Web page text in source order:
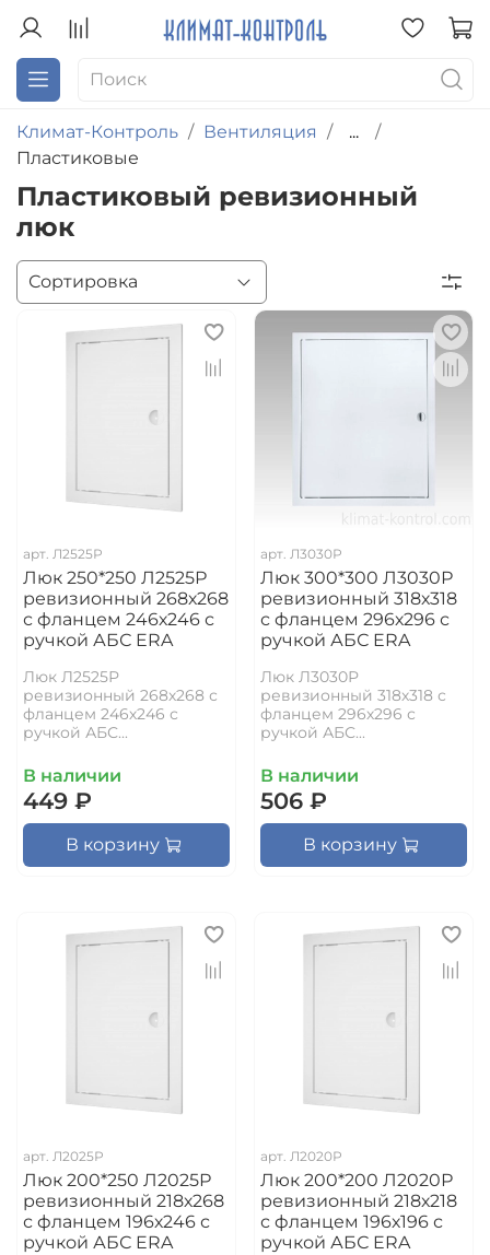
Климат-Контроль Вентиляция
...
Пластиковые
Пластиковый ревизионный
люк
арт. Л2525Р
Люк 250*250 Л2525Р
ревизионный 268х268
с фланцем 246х246 с
ручкой АБС ERA
Люк Л2525Р
ревизионный 268х268 с
фланцем 246х246 с
ручкой АБС...
В наличии
449 ₽
В корзину
арт. Л3030Р
Люк 300*300 Л3030Р
ревизионный 318х318
с фланцем 296х296 с
ручкой АБС ERA
Люк Л3030Р
ревизионный 318х318 с
фланцем 296х296 с
ручкой АБС...
В наличии
506 ₽
В корзину
арт. Л2025Р
Люк 200*250 Л2025Р
ревизионный 218х268
с фланцем 196х246 с
ручкой АБС ERA
арт. Л2020Р
Люк 200*200 Л2020Р
ревизионный 218х218
с фланцем 196х196 с
ручкой АБС ERA